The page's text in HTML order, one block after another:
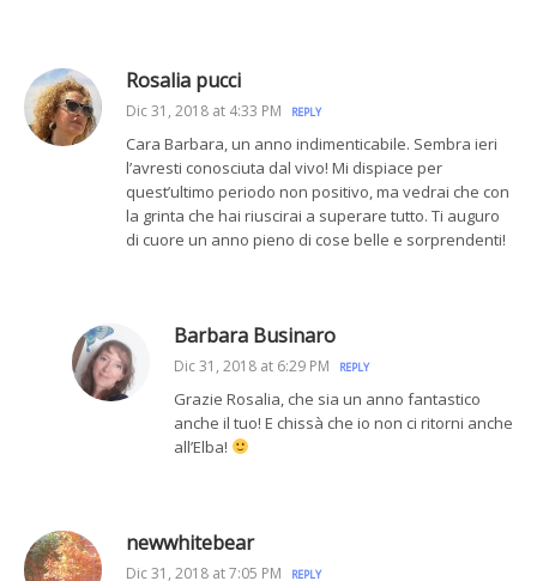
Rosalia pucci
Dic 31, 2018 at 4:33 PM REPLY
Cara Barbara, un anno indimenticabile. Sembra ieri
l’avresti conosciuta dal vivo! Mi dispiace per
quest’ultimo periodo non positivo, ma vedrai che con
la grinta che hai riuscirai a superare tutto. Ti auguro
di cuore un anno pieno di cose belle e sorprendenti!
Barbara Businaro
Dic 31, 2018 at 6:29 PM REPLY
Grazie Rosalia, che sia un anno fantastico
anche il tuo! E chissà che io non ci ritorni anche
all’Elba!
newwhitebear
Dic 31, 2018 at 7:05 PM REPLY